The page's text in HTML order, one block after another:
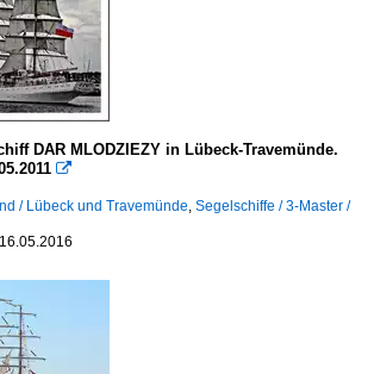
DAR MLODZIEZY in Lübeck-Travemünde.

/ Lübeck und Travemünde Segelschiffe / 3-Master /